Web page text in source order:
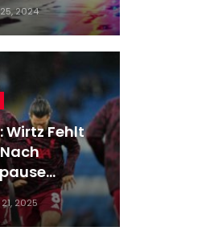
Jun 6, 2025
SPORT
Verhindert
Doppelerfolg In…
Jul 10, 2023